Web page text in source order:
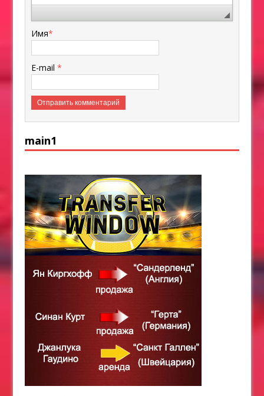
Имя*
E-mail*
main1